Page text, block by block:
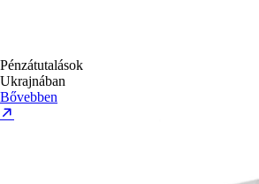
Pénzátutalások
Ukrajnában
Bővebben